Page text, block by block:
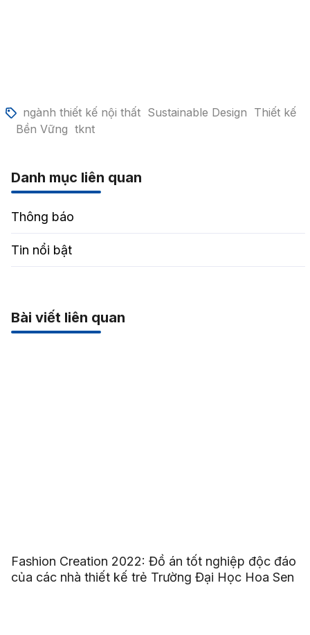
ngành thiết kế nội thất Sustainable Design Thiết kế
Bền Vững tknt
Danh mục liên quan
Thông báo
Tin nổi bật
Bài viết liên quan
Fashion Creation 2022: Đồ án tốt nghiệp độc đáo
của các nhà thiết kế trẻ Trường Đại Học Hoa Sen